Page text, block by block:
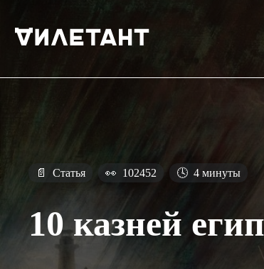
📄 Статья 👀 102452 🕓 4 минуты
10 казней